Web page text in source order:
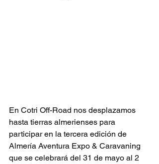
En Cotri Off-Road nos desplazamos
hasta tierras almerienses para
participar en la tercera edición de
Almería Aventura Expo & Caravaning
que se celebrará del 31 de mayo al 2